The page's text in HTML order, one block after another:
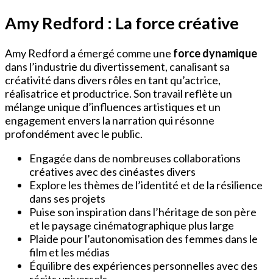
Amy Redford : La force créative
Amy Redford a émergé comme une force dynamique
dans l’industrie du divertissement, canalisant sa
créativité dans divers rôles en tant qu’actrice,
réalisatrice et productrice. Son travail reflète un
mélange unique d’influences artistiques et un
engagement envers la narration qui résonne
profondément avec le public.
Engagée dans de nombreuses collaborations
créatives avec des cinéastes divers
Explore les thèmes de l’identité et de la résilience
dans ses projets
Puise son inspiration dans l’héritage de son père
et le paysage cinématographique plus large
Plaide pour l’autonomisation des femmes dans le
film et les médias
Équilibre des expériences personnelles avec des